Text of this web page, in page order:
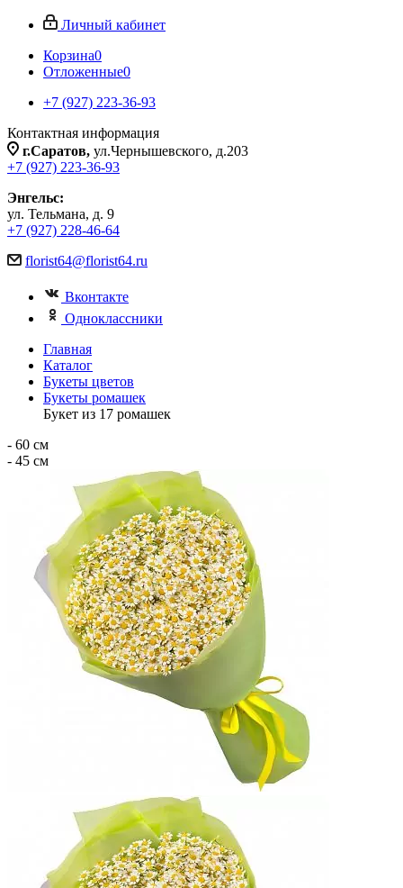
Личный кабинет
Корзина0
Отложенные0
+7 (927) 223-36-93
Контактная информация
г.Саратов, ул.Чернышевского, д.203
+7 (927) 223-36-93
Энгельс:
ул. Тельмана, д. 9
+7 (927) 228-46-64
florist64@florist64.ru
Вконтакте
Одноклассники
Главная
Каталог
Букеты цветов
Букеты ромашек
Букет из 17 ромашек
- 60 см
- 45 см